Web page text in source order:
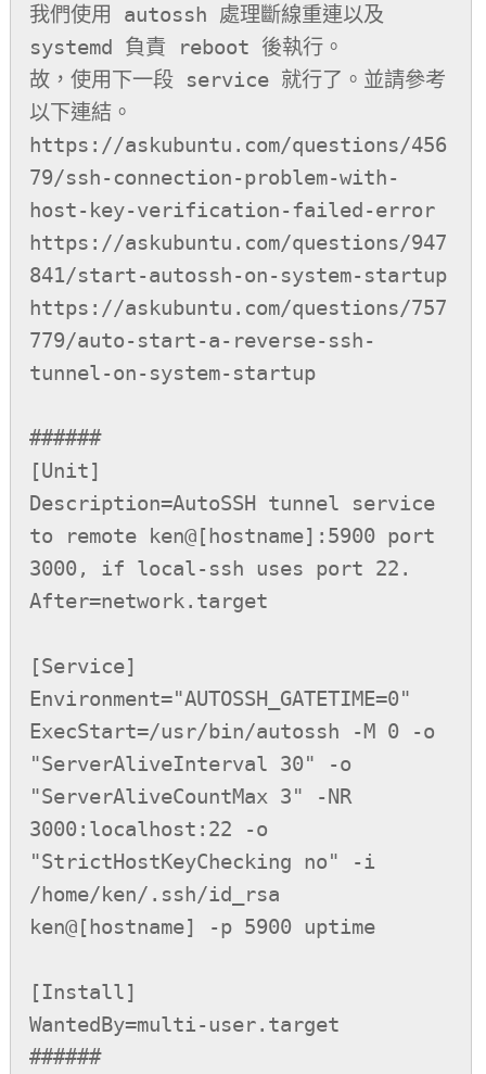
我們使用 autossh 處理斷線重連以及
systemd 負責 reboot 後執行。
故，使用下一段 service 就行了。並請參考
以下連結。
https://askubuntu.com/questions/456
79/ssh-connection-problem-with-
host-key-verification-failed-error
https://askubuntu.com/questions/947
841/start-autossh-on-system-startup
https://askubuntu.com/questions/757
779/auto-start-a-reverse-ssh-
tunnel-on-system-startup
######
[Unit]
Description=AutoSSH tunnel service
to remote ken@[hostname]:5900 port
3000, if local-ssh uses port 22.
After=network.target
[Service]
Environment="AUTOSSH_GATETIME=0"
ExecStart=/usr/bin/autossh -M 0 -o
"ServerAliveInterval 30" -o
"ServerAliveCountMax 3" -NR
3000:localhost:22 -o
"StrictHostKeyChecking no" -i
/home/ken/.ssh/id_rsa
ken@[hostname] -p 5900 uptime
[Install]
WantedBy=multi-user.target
######